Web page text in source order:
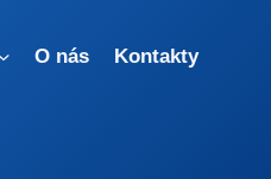
O nás Kontakty